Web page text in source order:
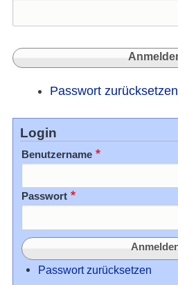
Passwort zurücksetzen
Login
Benutzername
Passwort
Passwort zurücksetzen